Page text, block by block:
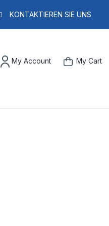
KONTAKTIEREN SIE UNS
My Account My Cart